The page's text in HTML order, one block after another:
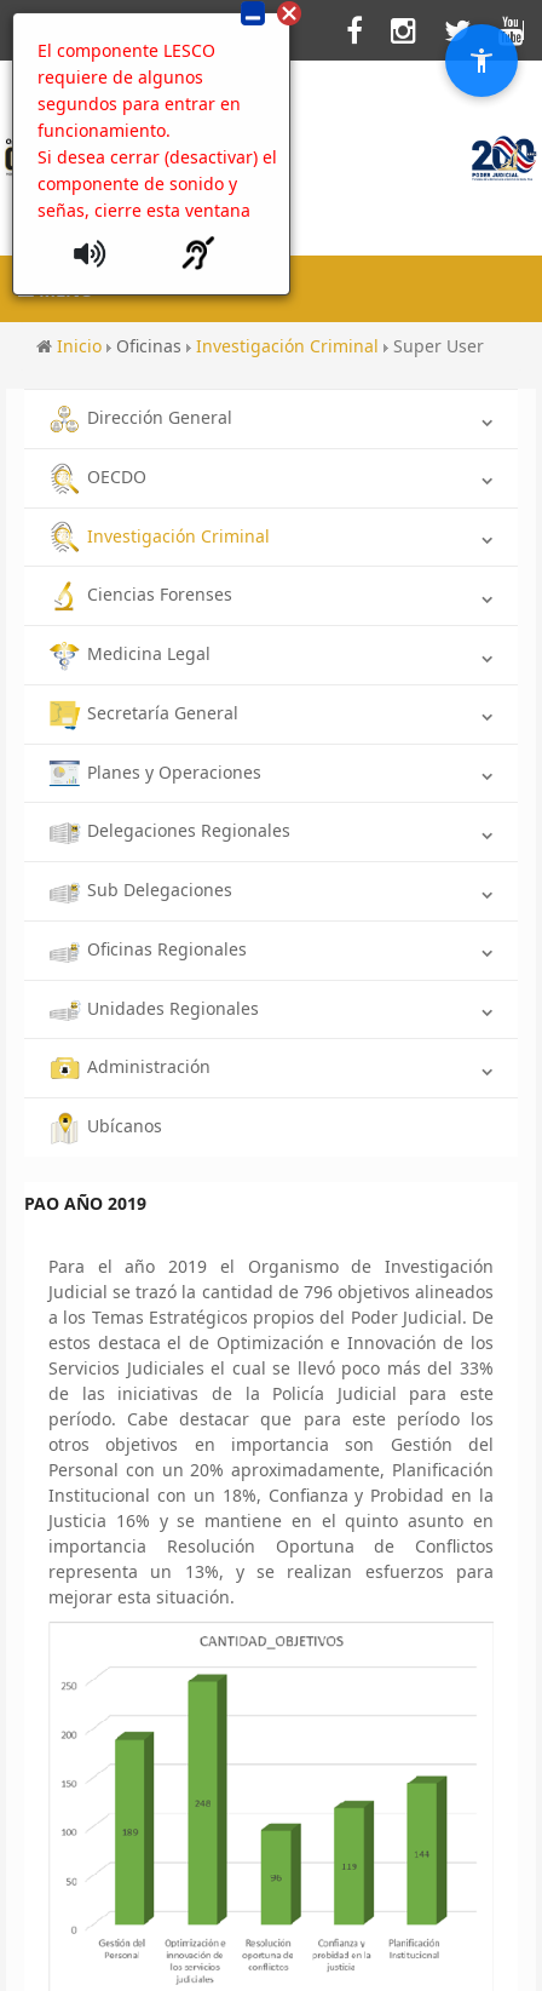
El componente LESCO
requiere de algunos
segundos para entrar en
funcionamiento.
Si desea cerrar (desactivar) el
componente de sonido y
señas, cierre esta ventana
MENU
Inicio Oficinas Investigación Criminal Super User
Dirección General
OECDO
Investigación Criminal
Ciencias Forenses
Medicina Legal
Secretaría General
Planes y Operaciones
Delegaciones Regionales
Sub Delegaciones
Oficinas Regionales
Unidades Regionales
Administración
Ubícanos
PAO AÑO 2019
Para el año 2019 el Organismo de Investigación
Judicial se trazó la cantidad de 796 objetivos alineados
a los Temas Estratégicos propios del Poder Judicial. De
estos destaca el de Optimización e Innovación de los
Servicios Judiciales el cual se llevó poco más del 33%
de las iniciativas de la Policía Judicial para este
período. Cabe destacar que para este período los
otros objetivos en importancia son Gestión del
Personal con un 20% aproximadamente, Planificación
Institucional con un 18%, Confianza y Probidad en la
Justicia 16% y se mantiene en el quinto asunto en
importancia Resolución Oportuna de Conflictos
representa un 13%, y se realizan esfuerzos para
mejorar esta situación.